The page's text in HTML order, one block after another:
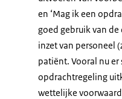
en ‘Mag ik een
goed gebruik van
inzet van personeel
patiënt. Vooral nu er
opdrachtregeling
wettelijke